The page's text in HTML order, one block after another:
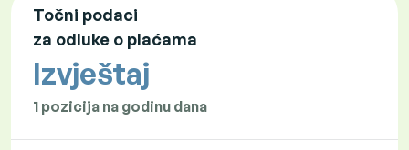
Točni podaci
za odluke o plaćama
Izvještaj
1 pozicija na godinu dana